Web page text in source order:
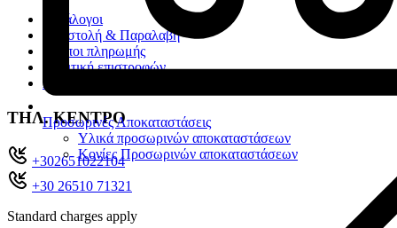
Προσωρινές Αποκαταστάσεις
Υλικά προσωρινών αποκαταστάσεων
Κονίες Προσωρινών αποκαταστάσεων
Κατάλογοι
Αποστολή & Παραλαβή
Τρόποι πληρωμής
Πολιτική επιστροφών
Αποστολές Box Now
ΤΗΛ. ΚΕΝΤΡΟ
+302651022104
+30 26510 71321
Standard charges apply